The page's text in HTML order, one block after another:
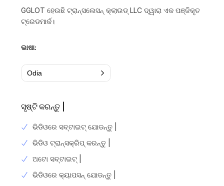
GGLOT ହେଉଛି ଟ୍ରାନ୍ସଲେସନ୍ କ୍ଲାଉଡ୍ LLC ଦ୍ୱାରା ଏକ ପଞ୍ଜିକୃତ
ଟ୍ରେଡମାର୍କ।
ଭାଷା:
Odia
ସୃଷ୍ଟି କରନ୍ତୁ |
ଭିଡିଓରେ ସବ୍ଟାଇଟ୍ ଯୋଡନ୍ତୁ |
ଭିଡିଓ ଟ୍ରାନ୍ସକ୍ରିପ୍ କରନ୍ତୁ |
ଅଟୋ ସବ୍ଟାଇଟ୍ |
ଭିଡିଓରେ କ୍ୟାପସନ୍ ଯୋଡନ୍ତୁ |